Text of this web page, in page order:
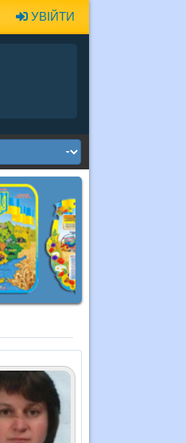
УВІЙТИ